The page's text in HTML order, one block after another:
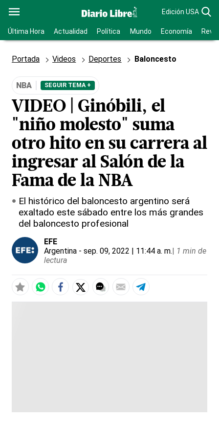
Edición USA
Última Hora Actualidad Política Mundo Economía
Portada Videos Deportes Baloncesto
NBA SEGUIR TEMA +
VIDEO | Ginóbili, el
"niño molesto" suma
otro hito en su carrera al
ingresar al Salón de la
Fama de la NBA
El histórico del baloncesto argentino será
exaltado este sábado entre los más grandes
del baloncesto profesional
EFE
Argentina - sep. 09, 2022 | 11:44 a. m.| 1 min de
lectura